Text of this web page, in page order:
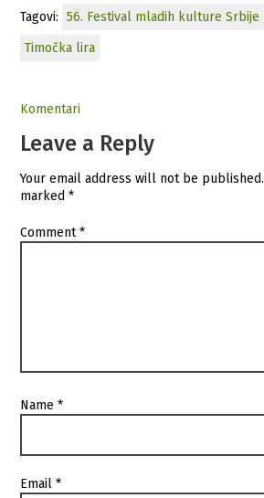
Tagovi: 56. Festival mladih kulture Srbije
Timočka lira
Komentari
Leave a Reply
Your email address will not be published.
marked*
Comment*
Name*
Email*